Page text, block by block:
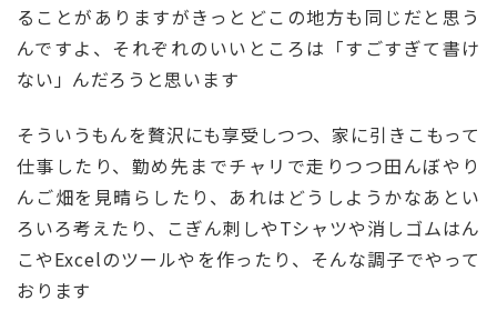
ることがありますがきっとどこの地方も同じだと思う
んですよ、それぞれのいいところは「すごすぎて書け
ない」んだろうと思います
そういうもんを贅沢にも享受しつつ、家に引きこもって
仕事したり、勤め先までチャリで走りつつ田んぼやり
んご畑を見晴らしたり、あれはどうしようかなあとい
ろいろ考えたり、こぎん刺しやTシャツや消しゴムはん
こやExcelのツールやを作ったり、そんな調子でやって
おります